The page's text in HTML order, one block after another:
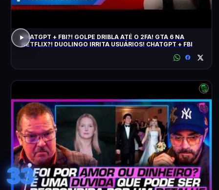
CHATGPT + FBI?! GOLPE DRIBLA ATÉ O 2FA! GTA 6 NA
NETFLIX?! DUOLINGO IRRITA USUÁRIOS! CHATGPT + FBI
33